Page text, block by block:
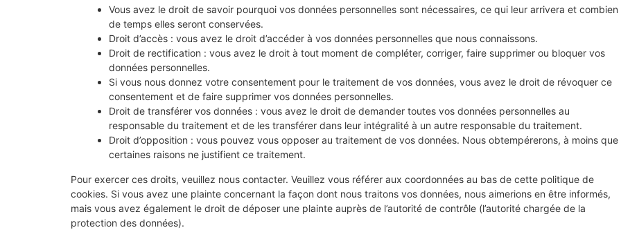
Vous avez le droit de savoir pourquoi vos données personnelles sont nécessaires, ce qui leur arrivera et combien
de temps elles seront conservées.
Droit d’accès : vous avez le droit d’accéder à vos données personnelles que nous connaissons.
Droit de rectification : vous avez le droit à tout moment de compléter, corriger, faire supprimer ou bloquer vos
données personnelles.
Si vous nous donnez votre consentement pour le traitement de vos données, vous avez le droit de révoquer ce
consentement et de faire supprimer vos données personnelles.
Droit de transférer vos données : vous avez le droit de demander toutes vos données personnelles au
responsable du traitement et de les transférer dans leur intégralité à un autre responsable du traitement.
Droit d’opposition : vous pouvez vous opposer au traitement de vos données. Nous obtempérerons, à moins que
certaines raisons ne justifient ce traitement.
Pour exercer ces droits, veuillez nous contacter. Veuillez vous référer aux coordonnées au bas de cette politique de
cookies. Si vous avez une plainte concernant la façon dont nous traitons vos données, nous aimerions en être informés,
mais vous avez également le droit de déposer une plainte auprès de l’autorité de contrôle (l’autorité chargée de la
protection des données).